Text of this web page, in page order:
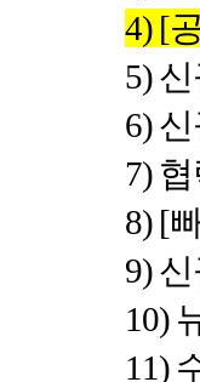
4) [
5)신
6)신
7)
8) [
9)
10)
11)